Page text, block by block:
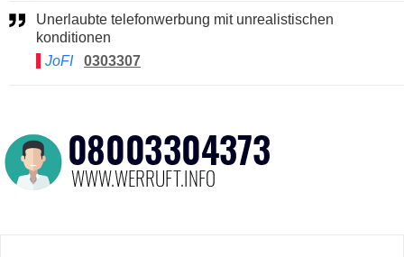
Unerlaubte telefonwerbung mit unrealistischen
konditionen
JoFI
0303307